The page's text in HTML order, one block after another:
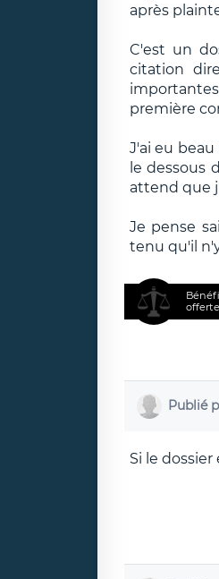
après
C'est un
citation
première
J'ai eu beau
le dessous
attend que
Je pense
tenu qu'il
Publié
Si le